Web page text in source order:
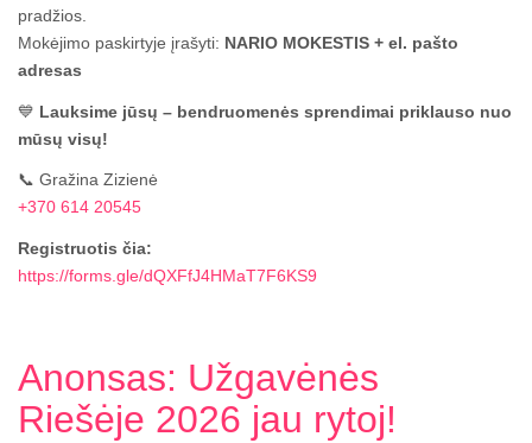
pradžios.
Mokėjimo paskirtyje įrašyti: NARIO MOKESTIS + el. pašto
adresas
💙 Lauksime jūsų – bendruomenės sprendimai priklauso nuo
mūsų visų!
📞 Gražina Zizienė
+370 614 20545
Registruotis čia:
https://forms.gle/dQXFfJ4HMaT7F6KS9
Anonsas: Užgavėnės
Riešėje 2026 jau rytoj!